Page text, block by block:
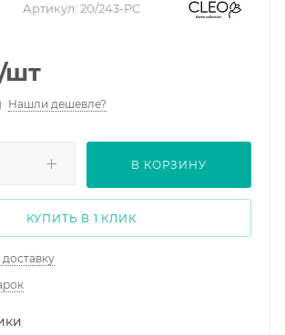
Артикул: 20/243-PC
шт
Нашли дешевле?
В КОРЗИНУ
КУПИТЬ В 1 КЛИК
доставку